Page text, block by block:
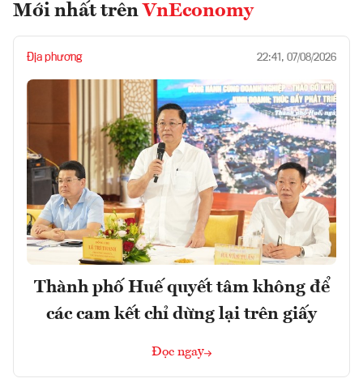
Mới nhất trên VnEconomy
Địa phương 22:41, 07/08/2026
Thành phố Huế quyết tâm không để
các cam kết chỉ dừng lại trên giấy
Đọc ngay